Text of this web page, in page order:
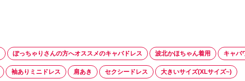
ぽっちゃりさんの方へオススメのキャバドレス 波北かほちゃん着用 キャバ
袖ありミニドレス 肩あき セクシードレス 大きいサイズ(XLサイズ~)